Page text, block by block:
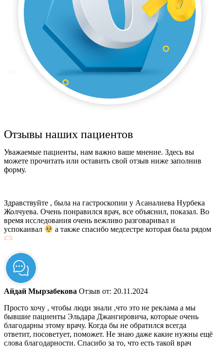
Отзывы наших пациентов
Уважаемые пациенты, нам важно ваше мнение. Здесь вы
можете прочитать или оставить свой отзыв ниже заполнив
форму.
Здравствуйте , была на гастроскопии у Асаналиева Нурбека
Жолчуева. Очень понравился врач, все объяснил, показал. Во
время исследования очень вежливо разговаривал и
успокаивал
а также спасибо медсестре которая была рядом
​Айдай Мырзабекова Отзыв от: 20.11.2024
Просто хочу , чтобы люди знали ,что это не реклама а мы
бывшие пациенты Эльдара Джангировича, которые очень
благодарны этому врачу. Когда бы не обратился всегда
ответит, посоветует, поможет. Не знаю даже какие нужны ещё
слова благодарности. Спасибо за то, что есть такой врач